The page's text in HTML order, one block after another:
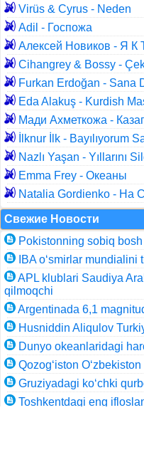
Virüs & Cyrus - Neden
Adil - Госпожа
Алексей Новиков - Я К
Cihangrey & Bossy -
Furkan Erdoğan - Sana
Eda Alakuş - Kurdish
Мади Ахметкожа -
İlknur İlk - Bayılıyorum
Nazlı Yaşan - Yıllarını
Emma Frey - Океаны
Natalia Gordienko - На
Свежие Новости
Pokistonning sobiq
IBA o‘smirlar mundialini
APL klublari Saudiya
qilmoqchi
Argentinada 6,1
Husniddin Aliqulov
Dunyo okeanlaridagi
Qozog‘iston
Gruziyadagi ko‘chki
Toshkentdagi eng